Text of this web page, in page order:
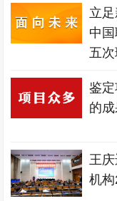
立
中
五
鉴
的
王
机